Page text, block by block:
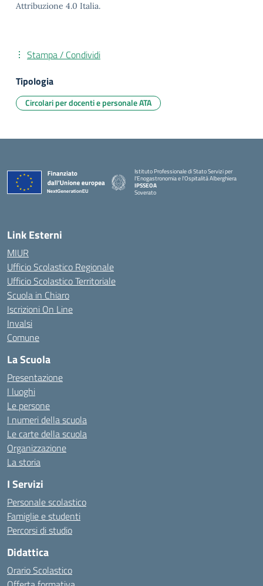
Attribuzione 4.0 Italia.
Stampa / Condividi
Tipologia
Circolari per docenti e personale ATA
Istituto Professionale di Stato Servizi per
l'Enogastronomia e l'Ospitalità Alberghiera
IPSSEOA
Soverato
Link Esterni
MIUR
Ufficio Scolastico Regionale
Ufficio Scolastico Territoriale
Scuola in Chiaro
Iscrizioni On Line
Invalsi
Comune
La Scuola
Presentazione
I luoghi
Le persone
I numeri della scuola
Le carte della scuola
Organizzazione
La storia
I Servizi
Personale scolastico
Famiglie e studenti
Percorsi di studio
Didattica
Orario Scolastico